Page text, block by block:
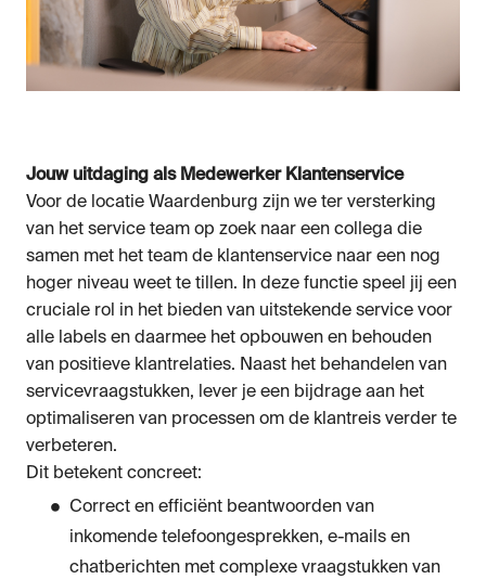
Jouw uitdaging als Medewerker Klantenservice
Voor de locatie Waardenburg zijn we ter versterking
van het service team op zoek naar een collega die
samen met het team de klantenservice naar een nog
hoger niveau weet te tillen. In deze functie speel jij een
cruciale rol in het bieden van uitstekende service voor
alle labels en daarmee het opbouwen en behouden
van positieve klantrelaties. Naast het behandelen van
servicevraagstukken, lever je een bijdrage aan het
optimaliseren van processen om de klantreis verder te
verbeteren.
Dit betekent concreet:
Correct en efficiënt beantwoorden van
inkomende telefoongesprekken, e-mails en
chatberichten met complexe vraagstukken van